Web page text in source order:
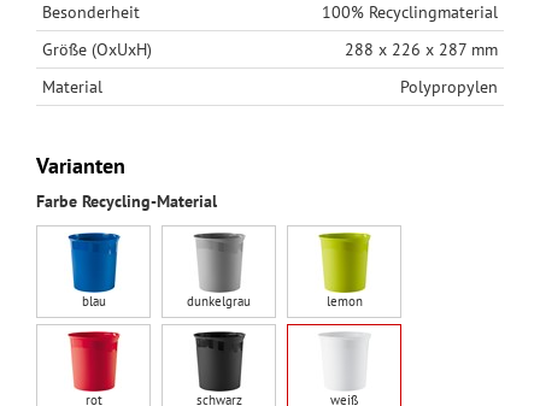
Besonderheit
100% Recyclingmaterial
Größe (OxUxH)
288 x 226 x 287 mm
Material
Polypropylen
Varianten
Farbe Recycling-Material
blau dunkelgrau lemon
rot schwarz weiß